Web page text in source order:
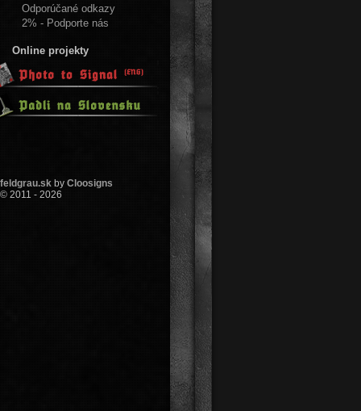
Odporúčané odkazy
2% - Podporte nás
Online projekty
feldgrau.sk by Cloosigns
© 2011 - 2026